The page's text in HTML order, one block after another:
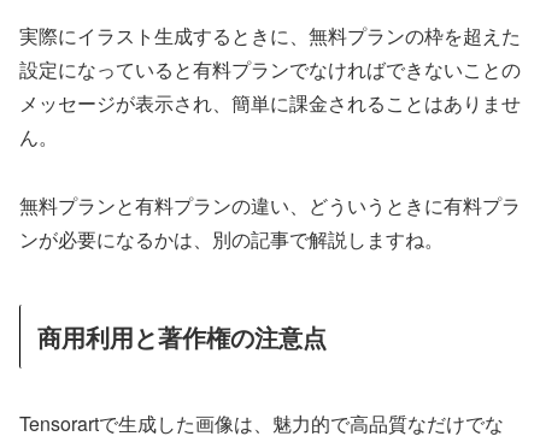
実際にイラスト生成するときに、無料プランの枠を超えた
設定になっていると有料プランでなければできないことの
メッセージが表示され、簡単に課金されることはありませ
ん。
無料プランと有料プランの違い、どういうときに有料プラ
ンが必要になるかは、別の記事で解説しますね。
商用利用と著作権の注意点
Tensorartで生成した画像は、魅力的で高品質なだけでな